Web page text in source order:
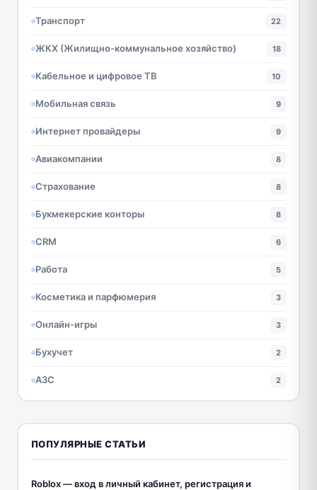
Транспорт 22
ЖКХ (Жилищно-коммунальное хозяйство) 18
Кабельное и цифровое ТВ 10
Мобильная связь 9
Интернет провайдеры 9
Авиакомпании 8
Страхование 8
Букмекерские конторы 8
CRM 6
Работа 5
Косметика и парфюмерия 3
Онлайн-игры 3
Бухучет 2
АЗС 2
ПОПУЛЯРНЫЕ СТАТЬИ
Roblox — вход в личный кабинет, регистрация и